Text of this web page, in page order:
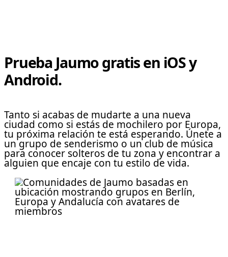
Prueba Jaumo gratis en iOS y
Android.
Tanto si acabas de mudarte a una nueva
ciudad como si estás de mochilero por Europa,
tu próxima relación te está esperando. Únete a
un grupo de senderismo o un club de música
para conocer solteros de tu zona y encontrar a
alguien que encaje con tu estilo de vida.